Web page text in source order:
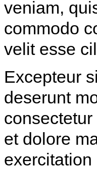
veniam,
commodo
velit esse
Excepteur
deserunt
et dolore